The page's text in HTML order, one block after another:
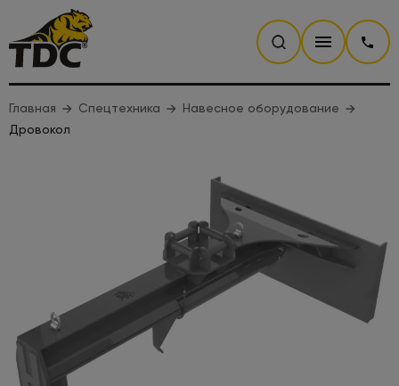
Главная Спецтехника
Навесное оборудование
Дровокол